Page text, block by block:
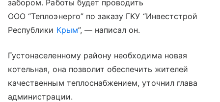
забором. Работы будет проводить
ООО “Теплоэнерго” по заказу ГКУ “Инвестстрой
Республики Крым”, — написал он.
Густонаселенному району необходима новая
котельная, она позволит обеспечить жителей
качественным теплоснабжением, уточнил глава
администрации.